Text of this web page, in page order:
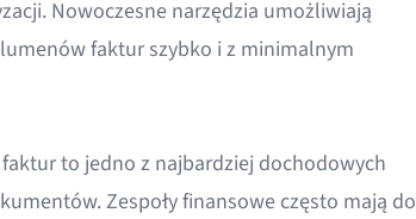
Nowoczesne narzędzia umożliwiają
faktur szybko i z minimalnym
to jedno z najbardziej dochodowych
Zespoły finansowe często mają do